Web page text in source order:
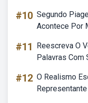
#10 Segundo
Acontece Por
#11
Reescreva O
Palavras Com
#12 O Realismo